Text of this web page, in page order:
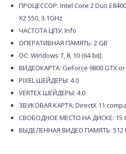
ПРОЦЕССОР: Intel Core 2 Duo
X2 550, 3.1GHz
ЧАСТОТА ЦПУ: Info
ОПЕРАТИВНАЯ ПАМЯТЬ: 2 GB
ОС: Windows 7, 8, 10 (64-bit)
ВИДЕОКАРТА: GeForce 9800 GTX
PIXEL ШЕЙДЕРЫ: 4.0
VERTEX ШЕЙДЕРЫ: 4.0
ЗВУКОВАЯ КАРТА: DirectX 11
СВОБОДНОЕ МЕСТО НА ДИСКЕ: 15
ВЫДЕЛЕННАЯ ВИДЕО ПАМЯТЬ: 512